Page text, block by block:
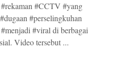
#CCTV #yang
#perselingkuhan
#viral di berbagai
Video tersebut ...